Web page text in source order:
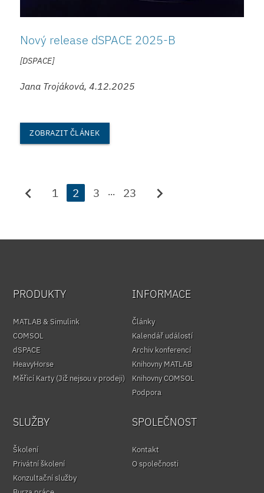
Nový release dSPACE 2025-B
[DSPACE]
Jana Trojáková, 4.12.2025
ZOBRAZIT ČLÁNEK
chevron_left 1 2 3 ... 23 chevron_right
PRODUKTY
MATLAB & Simulink
COMSOL
dSPACE
HeavyHorse
Měřicí Karty (Již nejsou v prodeji)
INFORMACE
Články
Kalendář událostí
Archiv konferencí
Knihovny MATLAB
Knihovny COMSOL
Podpora
SLUŽBY
Školení
Privátní školení
Konzultační služby
SPOLEČNOST
Kontakt
O společnosti